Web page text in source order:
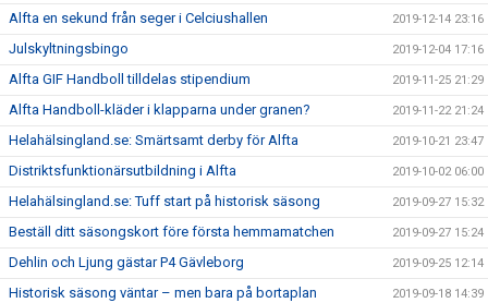
Alfta en sekund från seger i Celciushallen 2019-12-14 23:16
Julskyltningsbingo 2019-12-04 17:16
Alfta GIF Handboll tilldelas stipendium 2019-11-25 21:29
Alfta Handboll-kläder i klapparna under granen? 2019-11-22 21:24
Helahälsingland.se: Smärtsamt derby för Alfta 2019-10-21 23:47
Distriktsfunktionärsutbildning i Alfta 2019-10-02 06:00
Helahälsingland.se: Tuff start på historisk säsong 2019-09-27 15:32
Beställ ditt säsongskort före första hemmamatchen 2019-09-27 15:24
Dehlin och Ljung gästar P4 Gävleborg 2019-09-25 12:14
Historisk säsong väntar – men bara på bortaplan 2019-09-18 14:39